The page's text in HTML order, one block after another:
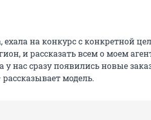
на конкурс с конкретной
и рассказать всем о моем
у нас сразу появились новые
модель.